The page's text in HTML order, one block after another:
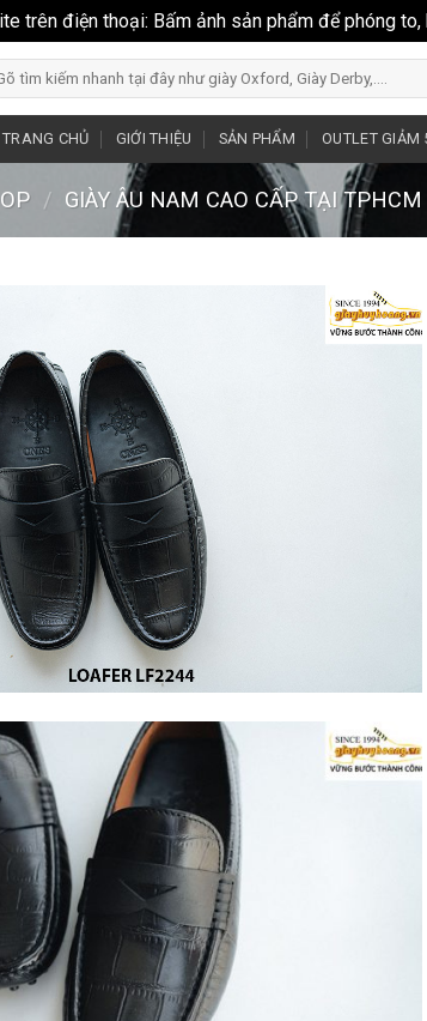
trên điện thoại: Bấm ảnh sản phẩm để phóng
TRANG CHỦ GIỚI THIỆU SẢN PHẨM OUTLET GIẢM
/ GIÀY ÂU NAM CAO CẤP TẠI TPHCM